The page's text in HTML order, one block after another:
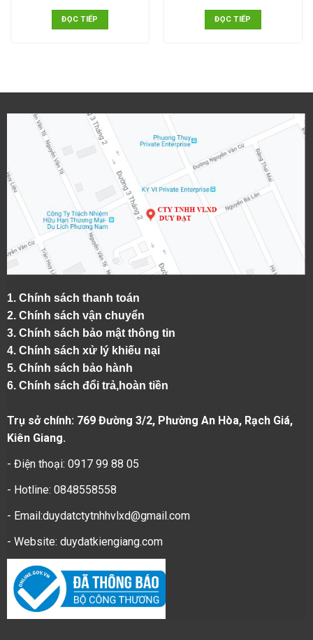
ĐỌC TIẾP ĐỌC TIẾP
1. Chính sách thanh toán
2. Chính sách vận chuyển
3. Chính sách bảo mật thông tin
4. Chính sách xử lý khiếu nại
5. Chính sách bảo hành
6. Chính sách đổi trả,hoàn tiền
Trụ sở chính: 769 Đường 3/2, Phường An Hòa, Rạch Giá,
Kiên Giang.
- Điện thoại: 0917 99 88 05
- Hotline: 0848558558
- Email:duydatctytnhhvlxd@gmail.com
- Website: duydatkiengiang.com